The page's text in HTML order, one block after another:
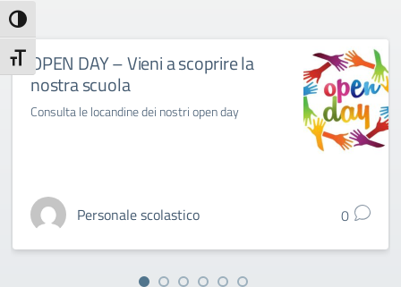
Attiva/disattiva alto contrasto
Attiva/disattiva dimensione testo
OPEN DAY – Vieni a scoprire la
nostra scuola
Consulta le locandine dei nostri open day
Personale scolastico 0